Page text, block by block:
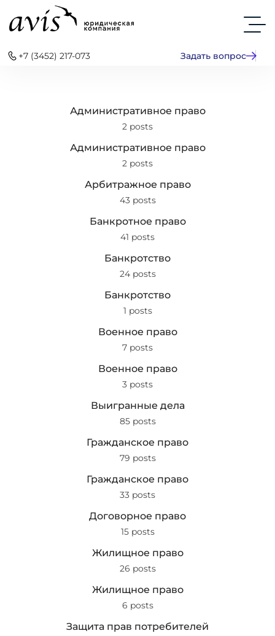
+7 (3452) 217-073 Задать вопрос
Административное право
2 posts
Административное право
2 posts
Арбитражное право
43 posts
Банкротное право
41 posts
Банкротство
24 posts
Банкротство
1 posts
Военное право
7 posts
Военное право
3 posts
Выигранные дела
85 posts
Гражданское право
79 posts
Гражданское право
33 posts
Договорное право
15 posts
Жилищное право
26 posts
Жилищное право
6 posts
Защита прав потребителей